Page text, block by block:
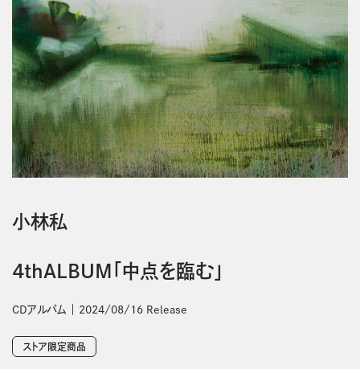
小林私
4thALBUM「中点を臨む」
CDアルバム 2024/08/16 Release
ストア限定商品